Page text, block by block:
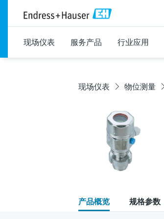
现场仪表 服务产品 行业应用
现场仪表 物位测量
产品概览 规格参数